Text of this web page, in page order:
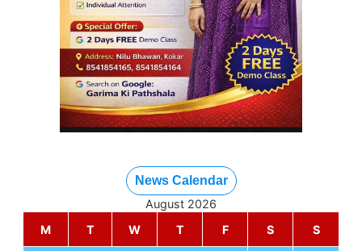
News Calendar
August 2026
M
T W T F S S